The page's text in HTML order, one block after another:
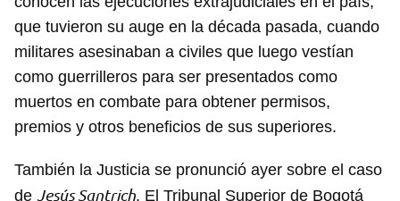
Guardar como favorito
iniciar sesión con tu cuenta de 14ymedio.
que tuvieron su auge en la década pasada, cuando
militares asesinaban a civiles que luego vestían
como guerrilleros para ser presentados como
muertos en combate para obtener permisos,
premios y otros beneficios de sus superiores.
También la Justicia se pronunció ayer sobre el caso
de Jesús Santrich. El Tribunal Superior de Bogotá